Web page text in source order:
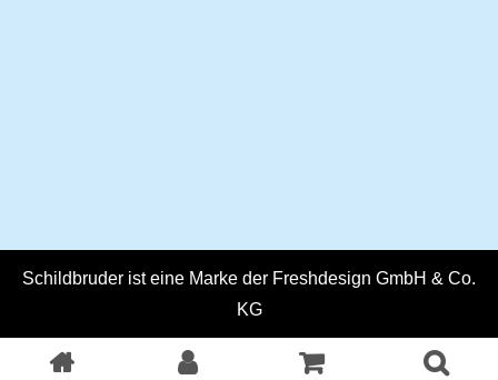
Schildbruder ist eine Marke der Freshdesign GmbH & Co.
KG
Konzept, Gestaltung und Umsetzung der Webseite: